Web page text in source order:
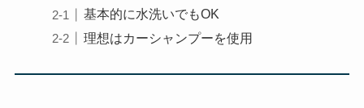
基本的に水洗いでもOK
理想はカーシャンプーを使用